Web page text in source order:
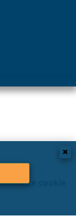
cookie